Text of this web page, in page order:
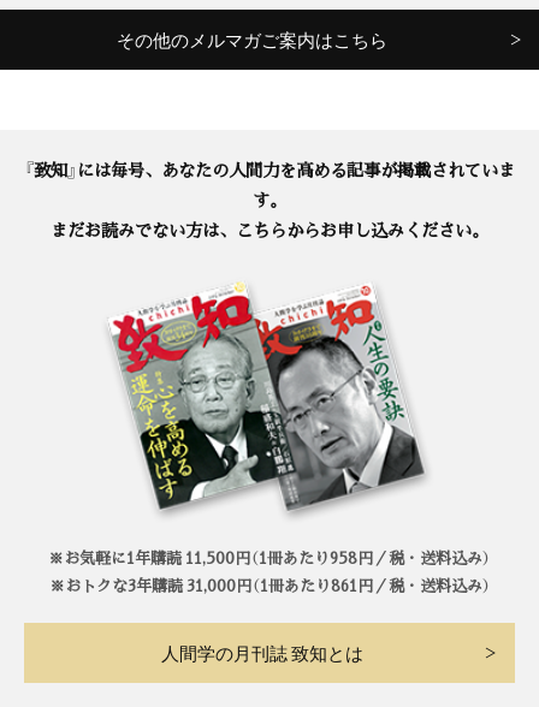
その他のメルマガご案内はこちら
『致知』には毎号、あなたの人間力を高める記事が掲載されていま
す。
まだお読みでない方は、こちらからお申し込みください。
※お気軽に1年購読 11,500円（1冊あたり958円／税・送料込み）
※おトクな3年購読 31,000円（1冊あたり861円／税・送料込み）
人間学の月刊誌 致知とは